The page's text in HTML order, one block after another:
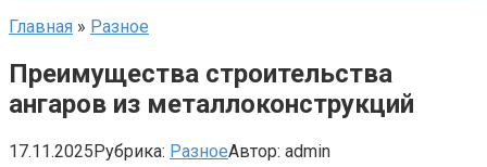
Главная » Разное
Преимущества строительства
ангаров из металлоконструкций
17.11.2025Рубрика: РазноеАвтор: admin